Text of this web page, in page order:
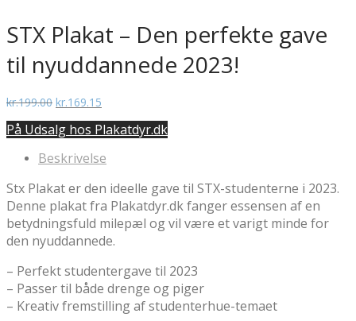
STX Plakat – Den perfekte gave
til nyuddannede 2023!
kr.199.00 Den
pris
kr.199.00.
kr.169.15
pris
kr.169.15.
På Udsalg hos Plakatdyr.dk
Beskrivelse
Stx Plakat er den ideelle gave til STX-studenterne i 2023.
Denne plakat fra Plakatdyr.dk fanger essensen af en
betydningsfuld milepæl og vil være et varigt minde for
den nyuddannede.
– Perfekt studentergave til 2023
– Passer til både drenge og piger
– Kreativ fremstilling af studenterhue-temaet